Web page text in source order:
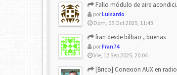
Fallo módulo de aire acondicionado
porLuisardo
Dom, 05 Oct 2025, 11:43
fran desde bilbao , buenas
porFran74
Vie, 12 Sep 2025, 20:04
[Brico] Conexion AUX en radio de origen